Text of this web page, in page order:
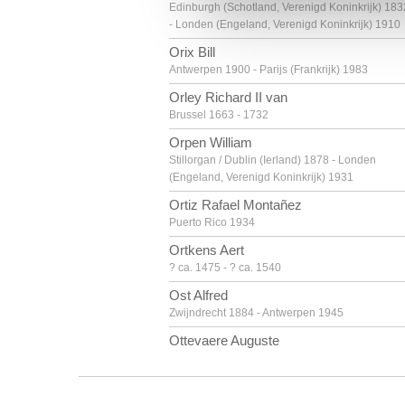
Edinburgh (Schotland, Verenigd Koninkrijk)
- Londen (Engeland, Verenigd Koninkrijk) 1910
Orix Bill
Antwerpen 1900 - Parijs (Frankrijk) 1983
Orley Richard II van
Brussel 1663 - 1732
Orpen William
Stillorgan / Dublin (Ierland) 1878 - Londen
(Engeland, Verenigd Koninkrijk) 1931
Ortiz Rafael Montañez
Puerto Rico 1934
Ortkens Aert
? ca. 1475 - ? ca. 1540
Ost Alfred
Zwijndrecht 1884 - Antwerpen 1945
Ottevaere Auguste